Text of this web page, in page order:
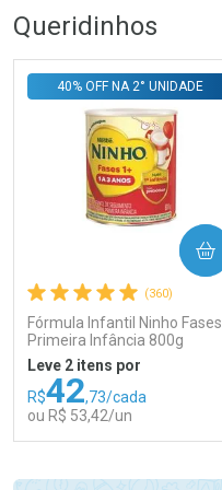
Queridinhos
(360)
Fórmula Infantil Ninho Fases
Primeira Infância 800g
40% OFF NA 2° UNIDADE
Leve 2 itens por
R$42,73/cada
ou R$ 53,42/un
COMPRAR